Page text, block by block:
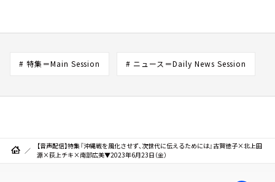
# 特集＝Main Session # ニュース＝Daily News Session
【音声配信】特集『沖縄戦を風化させず、次世代に伝えるためには』古賀徳子×北上田
源×荻上チキ×南部広美▼2023年6月23日（金）